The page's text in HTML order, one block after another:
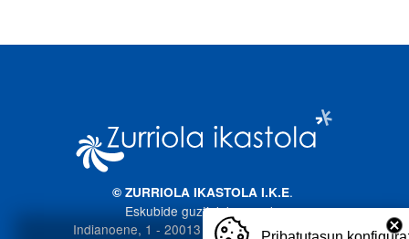
© ZURRIOLA IKASTOLA I.K.E.
Eskubide guztiak bere esku
Indianoene, 1 - 20013 Donostia. 943 272 587